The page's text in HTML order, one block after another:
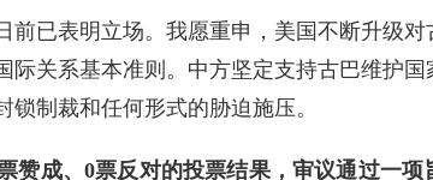
前已表明立场。我愿重申，美国不断升级
际关系基本准则。中方坚定支持古巴维护
制裁和任何形式的胁迫施压。
赞成、0票反对的投票结果，审议通过一